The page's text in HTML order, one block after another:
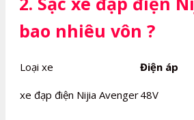
bao nhiêu vôn ?
Loại xe Điện áp
xe đạp điện Nijia Avenger48V